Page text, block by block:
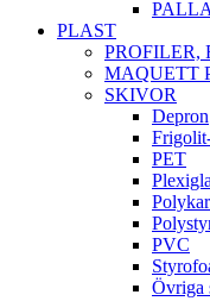
PLAST
PROFILER,
MAQUETT
SKIVOR
Depron
PET
PVC
Övriga